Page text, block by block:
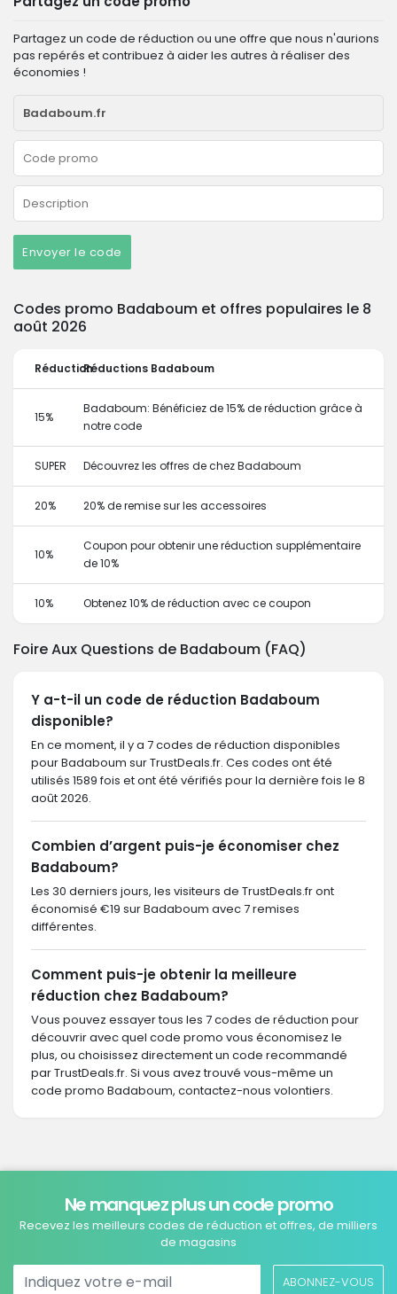
Partagez un code de réduction ou une offre que nous n'aurions
pas repérés et contribuez à aider les autres à réaliser des
économies !
Envoyer le code
Codes promo Badaboum et offres populaires le 8
août 2026
RéductionRéductions Badaboum
15%
Badaboum: Bénéficiez de 15% de réduction grâce à
notre code
SUPER Découvrez les offres de chez Badaboum
20% 20% de remise sur les accessoires
10%
Coupon pour obtenir une réduction supplémentaire
de 10%
10% Obtenez 10% de réduction avec ce coupon
Foire Aux Questions de Badaboum (FAQ)
Y a-t-il un code de réduction Badaboum
disponible?
En ce moment, il y a 7 codes de réduction disponibles
pour Badaboum sur TrustDeals.fr. Ces codes ont été
utilisés 1589 fois et ont été vérifiés pour la dernière fois le 8
août 2026.
Combien d’argent puis-je économiser chez
Badaboum?
Les 30 derniers jours, les visiteurs de TrustDeals.fr ont
économisé €19 sur Badaboum avec 7 remises
différentes.
Comment puis-je obtenir la meilleure
réduction chez Badaboum?
Vous pouvez essayer tous les 7 codes de réduction pour
découvrir avec quel code promo vous économisez le
plus, ou choisissez directement un code recommandé
par TrustDeals.fr. Si vous avez trouvé vous-même un
code promo Badaboum, contactez-nous volontiers.
Ne manquez plus un code promo
Recevez les meilleurs codes de réduction et offres, de milliers
de magasins
ABONNEZ-VOUS